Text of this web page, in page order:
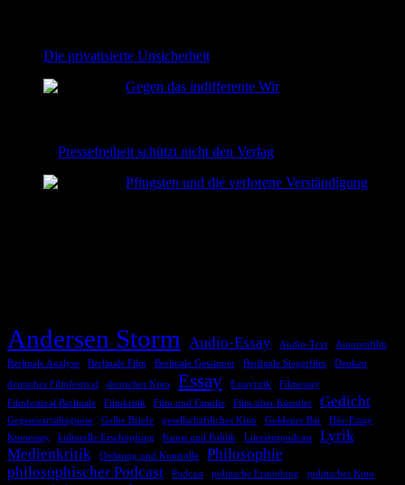
Die privatisierte Unsicherheit
Gegen das indifferente Wir
Pressefreiheit schützt nicht den Verlag
Pfingsten und die verlorene Verständigung
Andersen Storm Audio-Essay Audio-Text
Autorenfilm
Berlinale Analyse
Berlinale Film Berlinale Gewinner Berlinale Siegerfilm Denken
deutsches Filmfestival deutsches Kino Essay Essayistik
Filmessay
Filmfestival Berlinale
Filmkritik Film und Familie Film über Künstler Gedicht
Gegenwartsdiagnose Gelbe Briefe gesellschaftliches Kino Goldener Bär
Hör-Essay
Kinoessay
kulturelle Erschöpfung Kunst und Politik Literaturpodcast
Lyrik
Medienkritik
Ordnung und Kontrolle
Philosophie
philosophischer Podcast
Podcast politische Ermüdung politisches Kino